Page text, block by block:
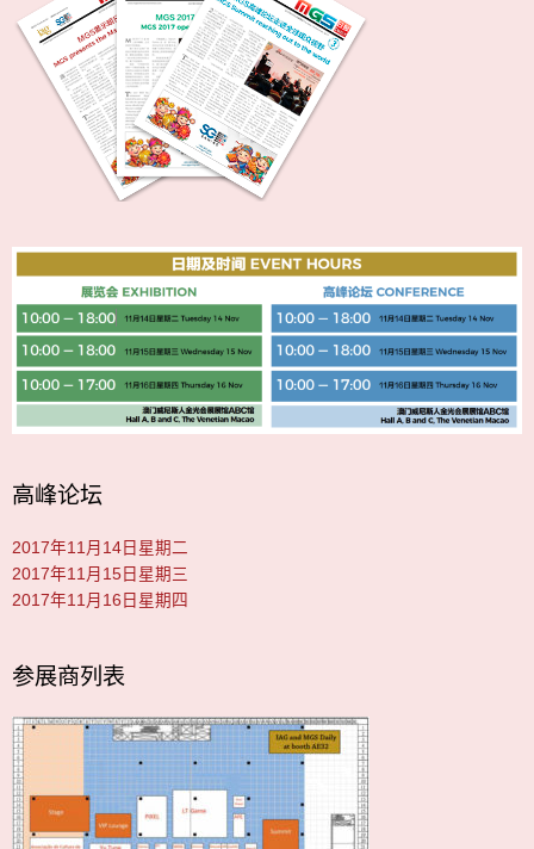
高峰论坛
2017年11月14日星期二
2017年11月15日星期三
2017年11月16日星期四
参展商列表